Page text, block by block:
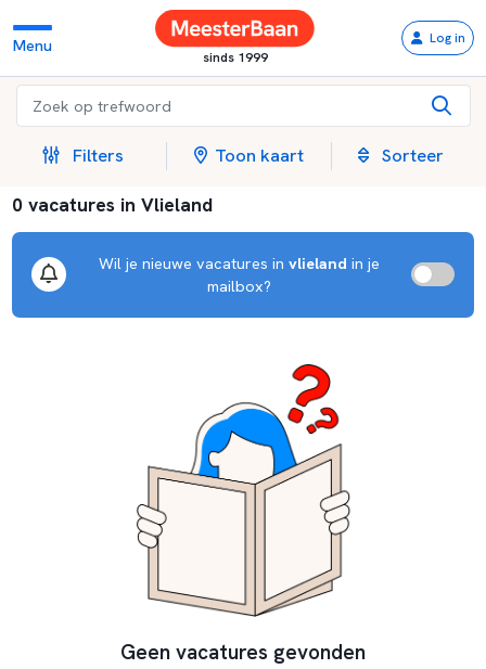
Menu
sinds 1999
Log in
Filters Toon kaart Sorteer
0 vacatures in Vlieland
Wil je nieuwe vacatures in vlieland in je
mailbox?
Geen vacatures gevonden